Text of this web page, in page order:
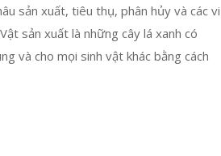
sản xuất, tiêu thụ, phân hủy và các vi
sản xuất là những cây lá xanh có
và cho mọi sinh vật khác bằng cách